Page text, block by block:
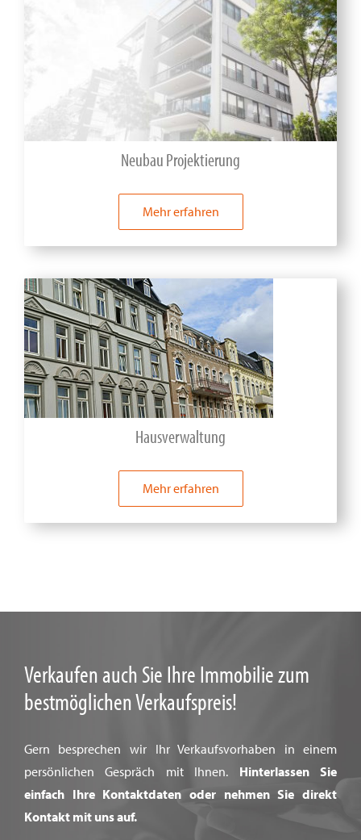
Neubau Projektierung
Mehr erfahren
Hausverwaltung
Mehr erfahren
Verkaufen auch Sie Ihre Immobilie zum
bestmöglichen Verkaufspreis!
Gern besprechen wir Ihr Verkaufsvorhaben in einem
persönlichen Gespräch mit Ihnen. Hinterlassen Sie
einfach Ihre Kontaktdaten oder nehmen Sie direkt
Kontakt mit uns auf.